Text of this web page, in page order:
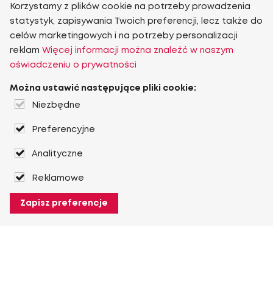
Korzystamy z plików cookie na potrzeby prowadzenia
statystyk, zapisywania Twoich preferencji, lecz także do
celów marketingowych i na potrzeby personalizacji
reklam Więcej informacji można znaleźć w naszym
oświadczeniu o prywatności
Można ustawić następujące pliki cookie:
Niezbędne
Preferencyjne
Analityczne
Reklamowe
Zapisz preferencje